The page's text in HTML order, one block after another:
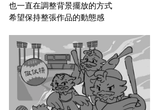
也一直在調整背景擺放的方式
希望保持整張作品的動態感